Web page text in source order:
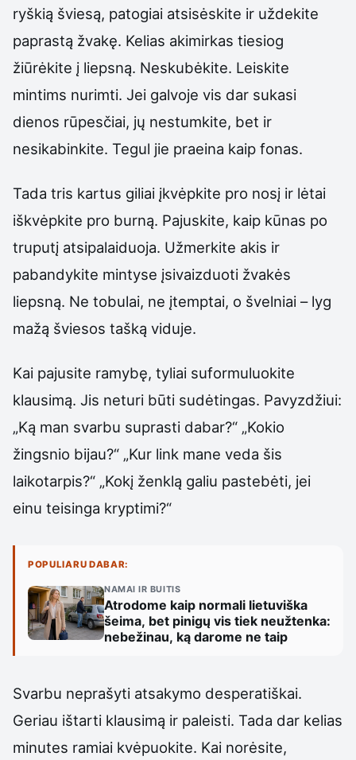
ryškią šviesą, patogiai atsisėskite ir uždekite
paprastą žvakę. Kelias akimirkas tiesiog
žiūrėkite į liepsną. Neskubėkite. Leiskite
mintims nurimti. Jei galvoje vis dar sukasi
dienos rūpesčiai, jų nestumkite, bet ir
nesikabinkite. Tegul jie praeina kaip fonas.
Tada tris kartus giliai įkvėpkite pro nosį ir lėtai
iškvėpkite pro burną. Pajuskite, kaip kūnas po
truputį atsipalaiduoja. Užmerkite akis ir
pabandykite mintyse įsivaizduoti žvakės
liepsną. Ne tobulai, ne įtemptai, o švelniai – lyg
mažą šviesos tašką viduje.
Kai pajusite ramybę, tyliai suformuluokite
klausimą. Jis neturi būti sudėtingas. Pavyzdžiui:
„Ką man svarbu suprasti dabar?“ „Kokio
žingsnio bijau?“ „Kur link mane veda šis
laikotarpis?“ „Kokį ženklą galiu pastebėti, jei
einu teisinga kryptimi?“
POPULIARU DABAR:
NAMAI IR BUITIS
Atrodome kaip normali lietuviška
šeima, bet pinigų vis tiek neužtenka:
nebežinau, ką darome ne taip
Svarbu neprašyti atsakymo desperatiškai.
Geriau ištarti klausimą ir paleisti. Tada dar kelias
minutes ramiai kvėpuokite. Kai norėsite,